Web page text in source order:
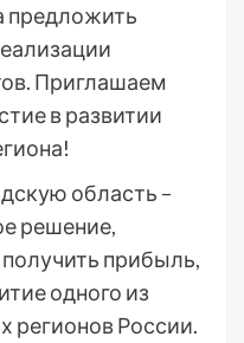
предложить
Приглашаем
в развитии
область –
решение,
прибыль,
одного из
регионов России.